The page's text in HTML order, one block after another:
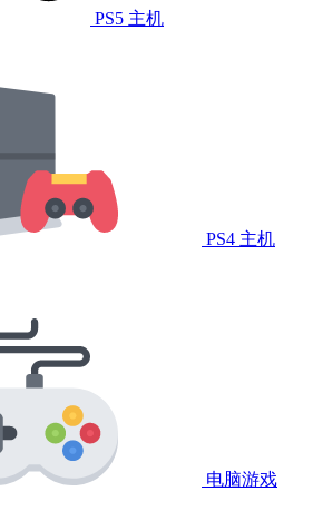
PS5 主机
PS4 主机
电脑游戏